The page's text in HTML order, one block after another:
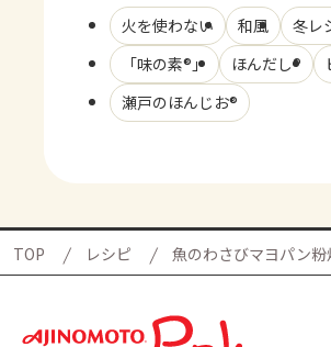
火を使わない 和風
冬レ
「味の素®」
ほんだし®
瀬戸のほんじお®
TOP レシピ 魚のわさびマヨパン